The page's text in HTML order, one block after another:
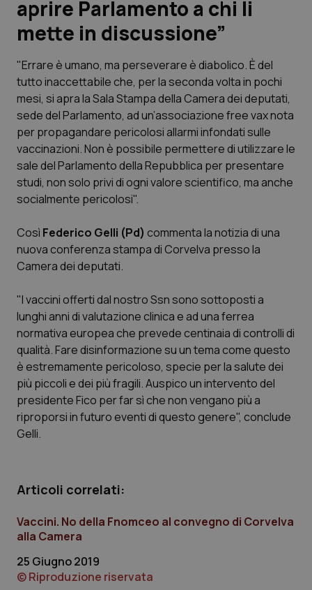
Lavoro e Professioni
Scienza e Farmaci
Studi e Analisi
Lettere al direttore
Edizioni Regionali
Professionisti Sanitari.AI
Basilicata
Calabria
Campania
Emilia-Romagna
Liguria
Lombardia
Artrite & artrosi
Asma & BPCO
Car-T
Colesterolo & coronaropatie
Disturbi dell’umore
Dolore
QS Club Newsletter
aprire Parlamento a chi li
mette in discussione”
"Errare è umano, ma perseverare è diabolico. È del
tutto inaccettabile che, per la seconda volta in pochi
mesi, si apra la Sala Stampa della Camera dei deputati,
sede del Parlamento, ad un’associazione free vax nota
per propagandare pericolosi allarmi infondati sulle
vaccinazioni. Non è possibile permettere di utilizzare le
sale del Parlamento della Repubblica per presentare
studi, non solo privi di ogni valore scientifico, ma anche
socialmente pericolosi".
Così Federico Gelli (Pd) commenta la notizia di una
nuova conferenza stampa di Corvelva presso la
Camera dei deputati.
"I vaccini offerti dal nostro Ssn sono sottoposti a
lunghi anni di valutazione clinica e ad una ferrea
normativa europea che prevede centinaia di controlli di
qualità. Fare disinformazione su un tema come questo
è estremamente pericoloso, specie per la salute dei
più piccoli e dei più fragili. Auspico un intervento del
presidente Fico per far sì che non vengano più a
riproporsi in futuro eventi di questo genere", conclude
Gelli.
Articoli correlati:
Vaccini. No della Fnomceo al convegno di Corvelva
alla Camera
25 Giugno 2019
© Riproduzione riservata